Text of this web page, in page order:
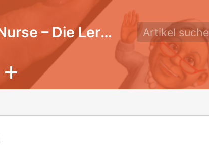
SuperNurse – Die Lernwelt für Pflegende